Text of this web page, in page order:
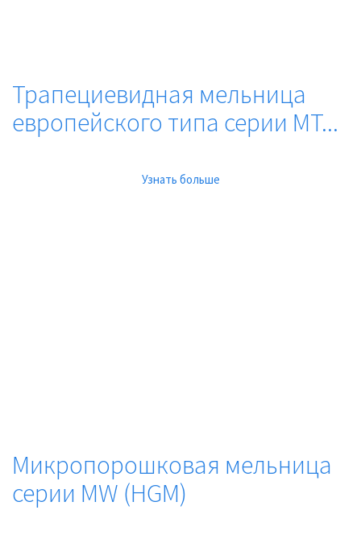
Трапециевидная мельница
европейского типа серии MT...
Узнать больше
Микропорошковая мельница
серии MW (HGM)